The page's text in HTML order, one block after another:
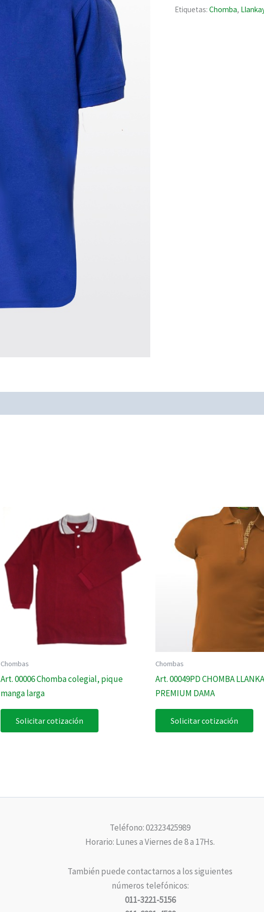
cantidad
Etiquetas: Chomba,
Chombas
Art. 00006 Chomba colegial, pique
manga larga
Solicitar cotización
Chombas
Art. 00049PD CHOMBA
PREMIUM DAMA
Solicitar cotización
Teléfono: 02323425989
Horario: Lunes a Viernes de 8 a 17Hs.
También puede contactarnos a los siguientes
números telefónicos:
011-3221-5156